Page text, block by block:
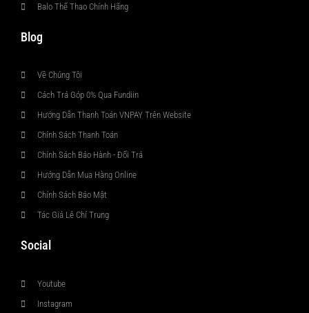
Balo Thể Thao Chính Hãng
Blog
Về Chúng Tôi
Cách Trả Góp 0% Qua Fundiin
Hướng Dẫn Thanh Toán VNPAY Trên Website
Chính Sách Thanh Toán
Chính Sách Bảo Hành - Đổi Trả
Hướng Dẫn Mua Hàng Online
Chính Sách Bảo Mật
Tác Giả Lê Chí Trung
Social
Youtube
Instagram